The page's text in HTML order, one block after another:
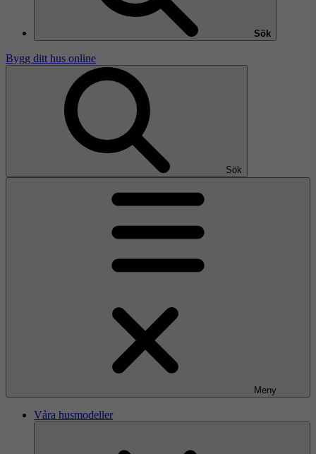
Sök
Bygg ditt hus online
Sök
Meny
Våra husmodeller